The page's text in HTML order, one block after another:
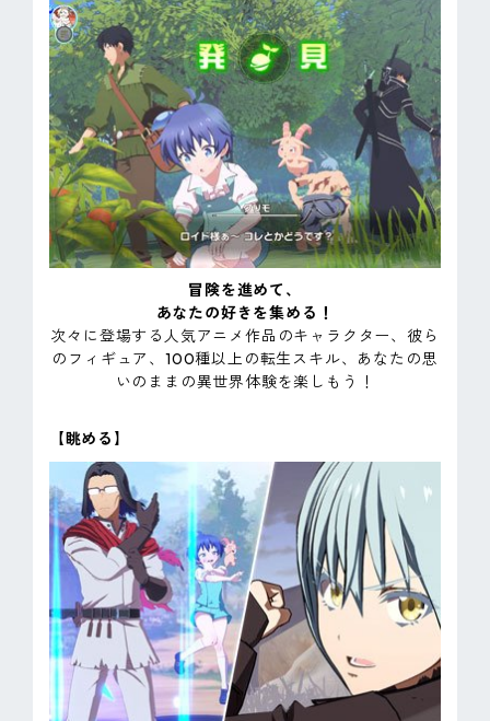
冒険を進めて、
あなたの好きを集める！
次々に登場する人気アニメ作品のキャラクター、彼ら
のフィギュア、100種以上の転生スキル、あなたの思
いのままの異世界体験を楽しもう！
【眺める】